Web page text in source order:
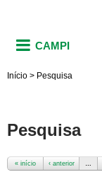
CAMPI
Início > Pesquisa
Pesquisa
« início ‹ anterior …